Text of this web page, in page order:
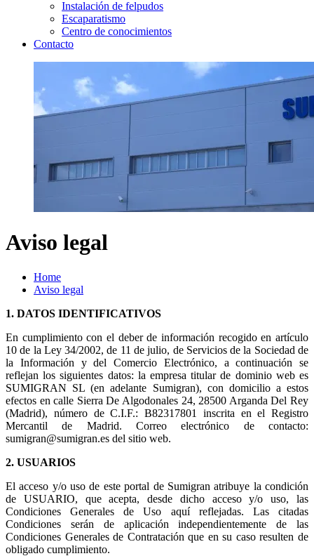
Instalación de felpudos
Escaparatismo
Centro de conocimientos
Contacto
Aviso legal
Home
Aviso legal
1. DATOS IDENTIFICATIVOS
En cumplimiento con el deber de información recogido en artículo
10 de la Ley 34/2002, de 11 de julio, de Servicios de la Sociedad de
la Información y del Comercio Electrónico, a continuación se
reflejan los siguientes datos: la empresa titular de dominio web es
SUMIGRAN SL (en adelante Sumigran), con domicilio a estos
efectos en calle Sierra De Algodonales 24, 28500 Arganda Del Rey
(Madrid), número de C.I.F.: B82317801 inscrita en el Registro
Mercantil de Madrid. Correo electrónico de contacto:
sumigran@sumigran.es del sitio web.
2. USUARIOS
El acceso y/o uso de este portal de Sumigran atribuye la condición
de USUARIO, que acepta, desde dicho acceso y/o uso, las
Condiciones Generales de Uso aquí reflejadas. Las citadas
Condiciones serán de aplicación independientemente de las
Condiciones Generales de Contratación que en su caso resulten de
obligado cumplimiento.